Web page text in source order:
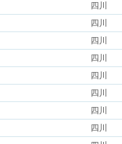
四川
四川
四川
四川
四川
四川
四川
四川